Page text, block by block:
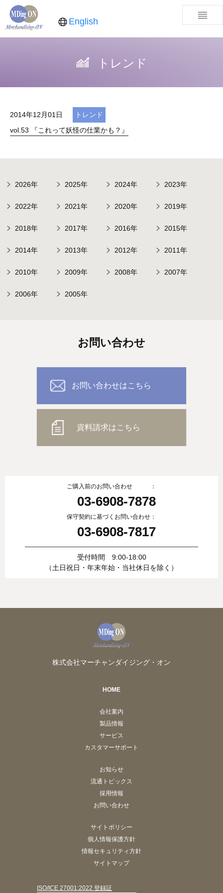
English
トレンド
2014年12月01日
トレンド
vol.53 『これって妖怪の仕業かも？』
2026年 2025年 2024年 2023年
2022年 2021年 2020年 2019年
2018年 2017年 2016年 2015年
2014年 2013年 2012年 2011年
2010年 2009年 2008年 2007年
2006年 2005年
お問い合わせ
お問い合わせはこちら
資料請求はこちら
ご購入前のお問い合わせ ：
03-6908-7878
保守契約に基づくお問い合わせ：
03-6908-7817
受付時間 9:00-18:00
（土日祝日・年末年始・当社休日を除く）
株式会社マーチャンダイジング・オン
HOME
会社案内
製品情報
サービス
カスタマーサポート
お知らせ
流通トピックス
採用情報
お問い合わせ
サイトポリシー
個人情報保護方針
情報セキュリティ方針
サイトマップ
ISO/ICE 27001:2022 登録証